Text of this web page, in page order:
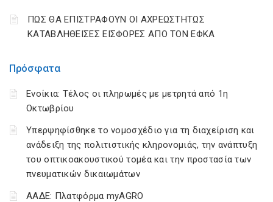
Πρόσφατα
Ενοίκια: Τέλος οι πληρωμές με μετρητά από 1η
Οκτωβρίου
Υπερψηφίσθηκε το νομοσχέδιο για τη διαχείριση και
ανάδειξη της πολιτιστικής κληρονομιάς, την ανάπτυξη
του οπτικοακουστικού τομέα και την προστασία των
πνευματικών δικαιωμάτων
ΑΑΔΕ: Πλατφόρμα myAGRO
ΠΩΣ ΘΑ ΕΠΙΣΤΡΑΦΟΥΝ ΟΙ ΑΧΡΕΩΣΤΗΤΩΣ
ΚΑΤΑΒΛΗΘΕΙΣΕΣ ΕΙΣΦΟΡΕΣ ΑΠΟ ΤΟΝ ΕΦΚΑ